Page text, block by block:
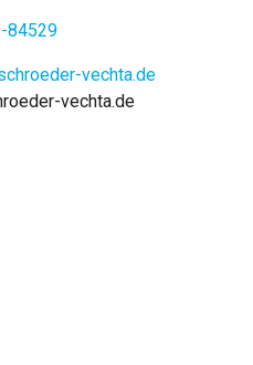
84529
vechta.de
vechta.de